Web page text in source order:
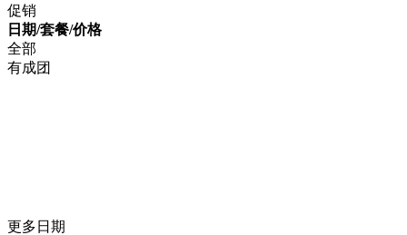
促销
日期/套餐/价格
全部
有成团
更多日期